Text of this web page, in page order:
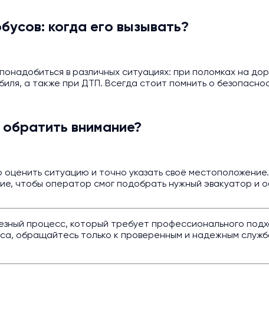
когда его вызывать?
в различных ситуациях: при поломках на
а также при ДТП. Всегда стоит помнить о
внимание?
оценить ситуацию и точно указать своё
чтобы оператор смог подобрать нужный эвакуатор и
процесс, который требует профессионального
обращайтесь только к проверенным и надежным